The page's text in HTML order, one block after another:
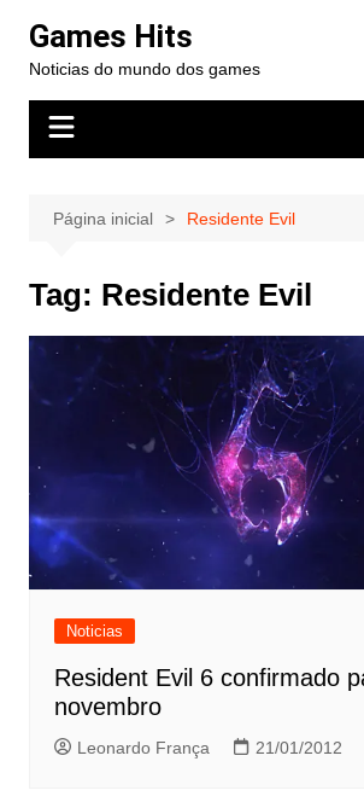
para
conteúdo
Games Hits
Noticias do mundo dos games
Página inicial Residente Evil
Tag: Residente Evil
Noticias
Resident Evil 6 confirmado
novembro
Leonardo França 21/01/2012